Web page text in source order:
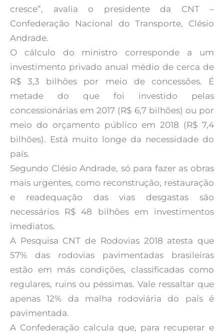
cresce”, avalia o presidente da CNT –
Confederação Nacional do Transporte, Clésio
Andrade.
O cálculo do ministro corresponde a um
investimento privado anual médio de cerca de
R$ 3,3 bilhões por meio de concessões. É
metade do que foi investido pelas
concessionárias em 2017 (R$ 6,7 bilhões) ou por
meio do orçamento público em 2018 (R$ 7,4
bilhões). Está muito longe da necessidade do
país.
Segundo Clésio Andrade, só para fazer as obras
mais urgentes, como reconstrução, restauração
e readequação das vias desgastas são
necessários R$ 48 bilhões em investimentos
imediatos.
A Pesquisa CNT de Rodovias 2018 atesta que
57% das rodovias pavimentadas brasileiras
estão em más condições, classificadas como
regulares, ruins ou péssimas. Vale ressaltar que
apenas 12% da malha rodoviária do país é
pavimentada.
A Confederação calcula que, para recuperar e